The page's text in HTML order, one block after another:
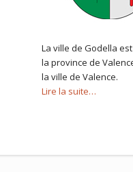
La ville de Godella
la province de
la ville de Valence.
Lire la suite…